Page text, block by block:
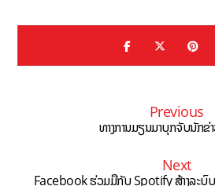
Previous
ທາງການມຽນມາບຸກຈັບນັກຂ່
Next
Facebook ຮ່ວມມືກັບ Spotify ສ້າງລະບົ